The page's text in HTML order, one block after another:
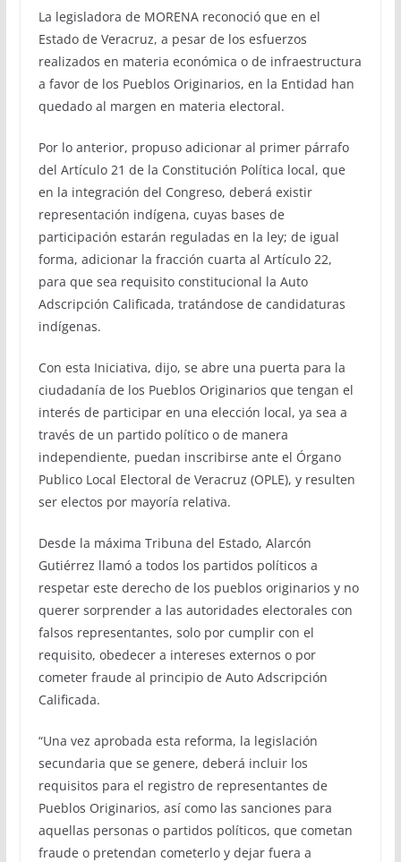
La legisladora de MORENA reconoció que en el
Estado de Veracruz, a pesar de los esfuerzos
realizados en materia económica o de infraestructura
a favor de los Pueblos Originarios, en la Entidad han
quedado al margen en materia electoral.
Por lo anterior, propuso adicionar al primer párrafo
del Artículo 21 de la Constitución Política local, que
en la integración del Congreso, deberá existir
representación indígena, cuyas bases de
participación estarán reguladas en la ley; de igual
forma, adicionar la fracción cuarta al Artículo 22,
para que sea requisito constitucional la Auto
Adscripción Calificada, tratándose de candidaturas
indígenas.
Con esta Iniciativa, dijo, se abre una puerta para la
ciudadanía de los Pueblos Originarios que tengan el
interés de participar en una elección local, ya sea a
través de un partido político o de manera
independiente, puedan inscribirse ante el Órgano
Publico Local Electoral de Veracruz (OPLE), y resulten
ser electos por mayoría relativa.
Desde la máxima Tribuna del Estado, Alarcón
Gutiérrez llamó a todos los partidos políticos a
respetar este derecho de los pueblos originarios y no
querer sorprender a las autoridades electorales con
falsos representantes, solo por cumplir con el
requisito, obedecer a intereses externos o por
cometer fraude al principio de Auto Adscripción
Calificada.
“Una vez aprobada esta reforma, la legislación
secundaria que se genere, deberá incluir los
requisitos para el registro de representantes de
Pueblos Originarios, así como las sanciones para
aquellas personas o partidos políticos, que cometan
fraude o pretendan cometerlo y dejar fuera a